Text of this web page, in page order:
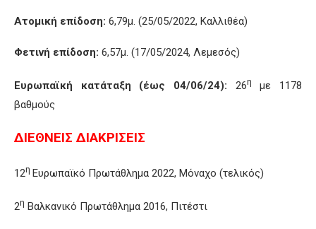
Ατομική επίδοση: 6,79μ. (25/05/2022, Καλλιθέα)
Φετινή επίδοση: 6,57μ. (17/05/2024, Λεμεσός)
Ευρωπαϊκή κατάταξη (έως 04/06/24): 26η
με 1178
βαθμούς
ΔΙΕΘΝΕΙΣ ΔΙΑΚΡΙΣΕΙΣ
12η Ευρωπαϊκό Πρωτάθλημα 2022, Μόναχο (τελικός)
2η Βαλκανικό Πρωτάθλημα 2016, Πιτέστι